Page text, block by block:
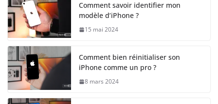
Comment savoir identifier mon
modèle d’iPhone ?
15 mai 2024
Comment bien réinitialiser son
iPhone comme un pro ?
8 mars 2024